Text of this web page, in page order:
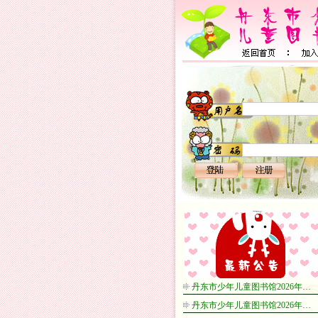
丹东市少年儿童图书馆2026年…
丹东市少年儿童图书馆2026年…